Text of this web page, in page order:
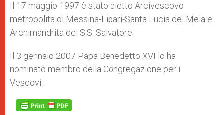
Il 17 maggio 1997 è stato eletto Arcivescovo
metropolita di Messina-Lipari-Santa Lucia del Mela e
Archimandrita del S.S. Salvatore.
Il 3 gennaio 2007 Papa Benedetto XVI lo ha
nominato membro della Congregazione per i
Vescovi.